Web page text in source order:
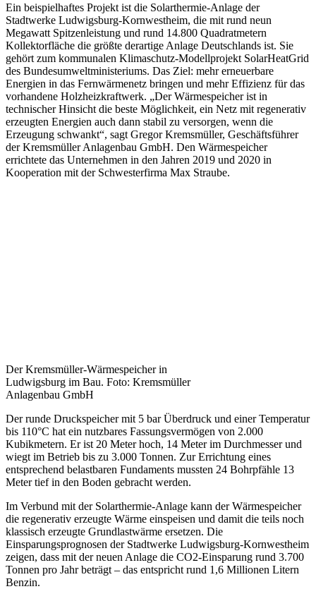
Ein beispielhaftes Projekt ist die Solarthermie-Anlage der
Stadtwerke Ludwigsburg-Kornwestheim, die mit rund neun
Megawatt Spitzenleistung und rund 14.800 Quadratmetern
Kollektorfläche die größte derartige Anlage Deutschlands ist. Sie
gehört zum kommunalen Klimaschutz-Modellprojekt SolarHeatGrid
des Bundesumweltministeriums. Das Ziel: mehr erneuerbare
Energien in das Fernwärmenetz bringen und mehr Effizienz für das
vorhandene Holzheizkraftwerk. „Der Wärmespeicher ist in
technischer Hinsicht die beste Möglichkeit, ein Netz mit regenerativ
erzeugten Energien auch dann stabil zu versorgen, wenn die
Erzeugung schwankt“, sagt Gregor Kremsmüller, Geschäftsführer
der Kremsmüller Anlagenbau GmbH. Den Wärmespeicher
errichtete das Unternehmen in den Jahren 2019 und 2020 in
Kooperation mit der Schwesterfirma Max Straube.
Der Kremsmüller-Wärmespeicher in
Ludwigsburg im Bau. Foto: Kremsmüller
Anlagenbau GmbH
Der runde Druckspeicher mit 5 bar Überdruck und einer Temperatur
bis 110°C hat ein nutzbares Fassungsvermögen von 2.000
Kubikmetern. Er ist 20 Meter hoch, 14 Meter im Durchmesser und
wiegt im Betrieb bis zu 3.000 Tonnen. Zur Errichtung eines
entsprechend belastbaren Fundaments mussten 24 Bohrpfähle 13
Meter tief in den Boden gebracht werden.
Im Verbund mit der Solarthermie-Anlage kann der Wärmespeicher
die regenerativ erzeugte Wärme einspeisen und damit die teils noch
klassisch erzeugte Grundlastwärme ersetzen. Die
Einsparungsprognosen der Stadtwerke Ludwigsburg-Kornwestheim
zeigen, dass mit der neuen Anlage die CO2-Einsparung rund 3.700
Tonnen pro Jahr beträgt – das entspricht rund 1,6 Millionen Litern
Benzin.